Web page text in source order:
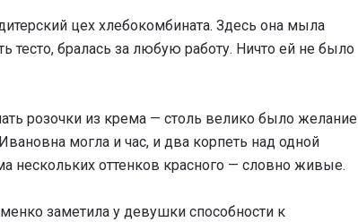
цех хлебокомбината. Здесь она мыла
тесто, бралась за любую работу. Ничто ей не было
розочки из крема — столь велико было желание
могла и час, и два корпеть над одной
нескольких оттенков красного — словно живые.
заметила у девушки способности к